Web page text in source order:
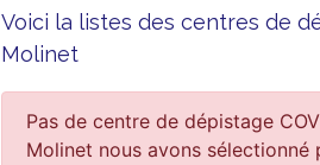
Voici la listes des centres de
Molinet
Pas de centre de dépistage
Molinet nous avons sélectionné